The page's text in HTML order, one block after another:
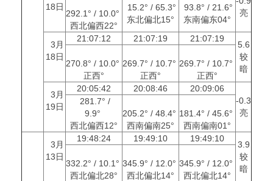
18日
亮
292.1° / 10.0°
西北偏西22°
15.2° / 65.3°
东北偏北15°
93.8° / 21.6°
东南偏东04°
3月
18日
21:07:12 21:07:19 21:07:19
5.6
较
暗
270.8° / 10.0°
正西°
269.7° / 10.7°
正西°
269.7° / 10.7°
正西°
3月
19日
20:05:42 20:08:46
20:09:06
-0.3
亮
281.7° /
9.9°
西北偏西12°
205.2° / 48.4°
西南偏南25°
181.4° / 45.6°
西南偏南01°
3月
13日
19:48:24 19:49:10 19:49:10
3.9
较
暗
332.2° / 10.1°
西北偏北28°
345.9° / 12.0°
西北偏北14°
345.9° / 12.0°
西北偏北14°